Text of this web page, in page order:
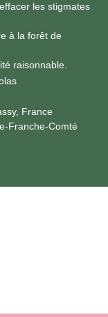
les stigmates
à la forêt de
raisonnable.
France
Franche-Comté